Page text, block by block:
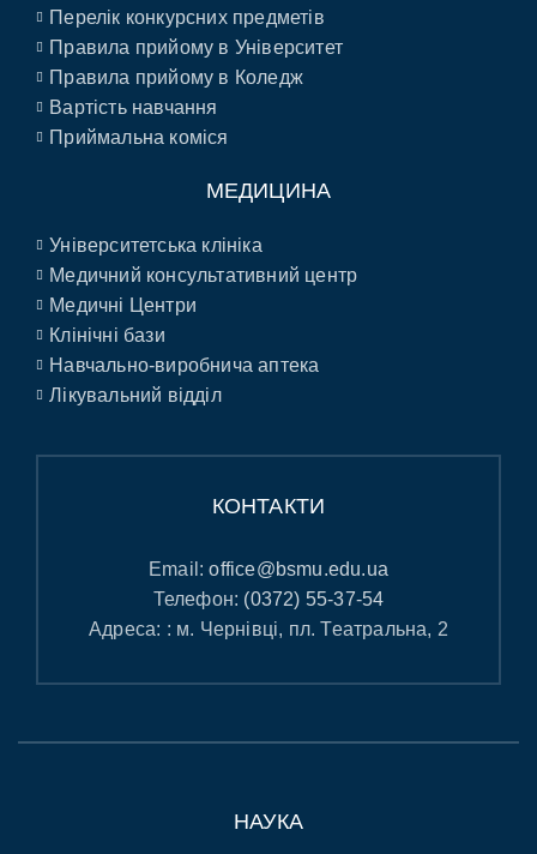
Перелік конкурсних предметів
Правила прийому в Університет
Правила прийому в Коледж
Вартість навчання
Приймальна коміся
МЕДИЦИНА
Університетська клініка
Медичний консультативний центр
Медичні Центри
Клінічні бази
Навчально-виробнича аптека
Лікувальний відділ
КОНТАКТИ
Email:office@bsmu.edu.ua
Телефон: (0372) 55-37-54
Адреса: : м. Чернівці, пл. Театральна, 2
НАУКА